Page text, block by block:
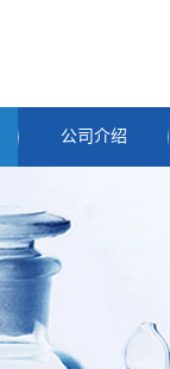
公司介绍